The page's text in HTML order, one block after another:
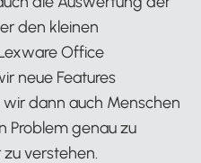
den kleinen
Office
neue Features
dann auch Menschen
Problem genau zu
verstehen.